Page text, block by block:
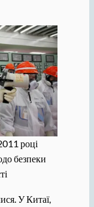
році
безпеки
У Китаї,